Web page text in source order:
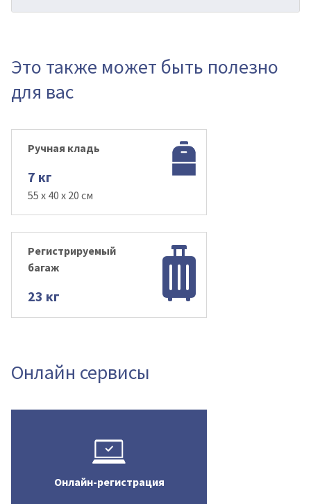
Это также может быть полезно
для вас
Ручная кладь
7 кг
55 x 40 x 20 см
Регистрируемый
багаж
23 кг
Онлайн сервисы
Онлайн-регистрация